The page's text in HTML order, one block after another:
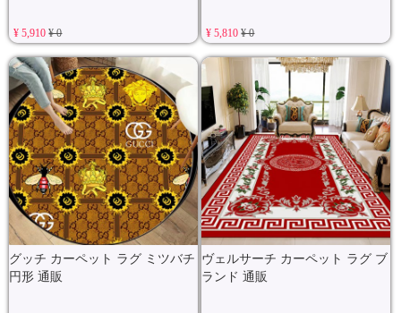
¥ 5,910¥ 0 ¥ 5,810¥ 0
グッチ カーペット ラグ ミツバチ
円形 通販
ヴェルサーチ カーペット ラグ ブ
ランド 通販